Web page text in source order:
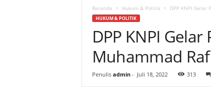
Beranda Hukum & Politik DPP KNPI Gelar
HUKUM & POLITIK
DPP KNPI
Muhammad
Penulis admin- Juli 18, 2022 313